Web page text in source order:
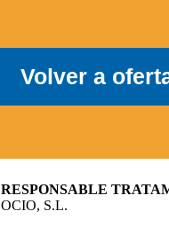
Volver a
RESPONSABLE
OCIO, S.L.